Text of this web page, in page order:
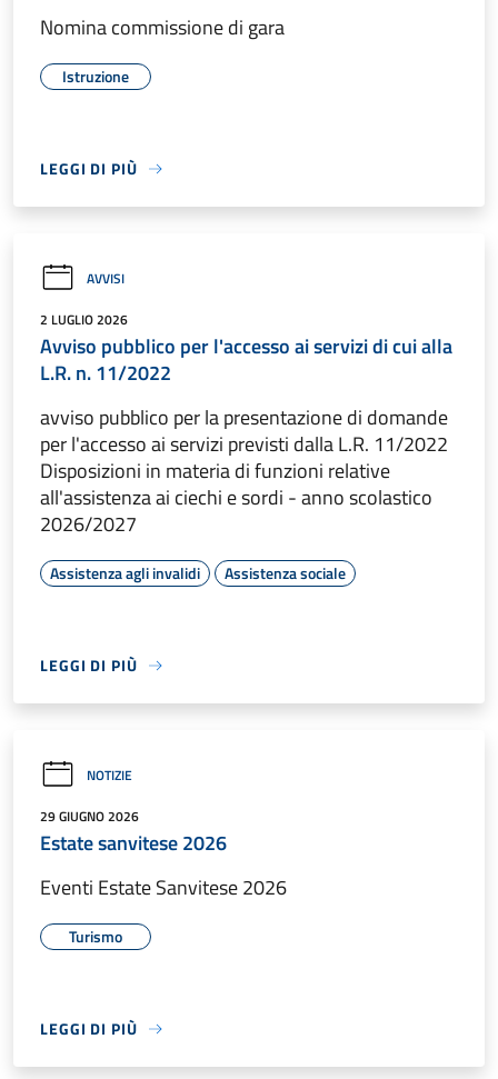
Nomina commissione di gara
Istruzione
LEGGI DI PIÙ
AVVISI
2 LUGLIO 2026
Avviso pubblico per l'accesso ai servizi di cui alla
L.R. n. 11/2022
avviso pubblico per la presentazione di domande
per l'accesso ai servizi previsti dalla L.R. 11/2022
Disposizioni in materia di funzioni relative
all'assistenza ai ciechi e sordi - anno scolastico
2026/2027
Assistenza agli invalidi Assistenza sociale
LEGGI DI PIÙ
NOTIZIE
29 GIUGNO 2026
Estate sanvitese 2026
Eventi Estate Sanvitese 2026
Turismo
LEGGI DI PIÙ